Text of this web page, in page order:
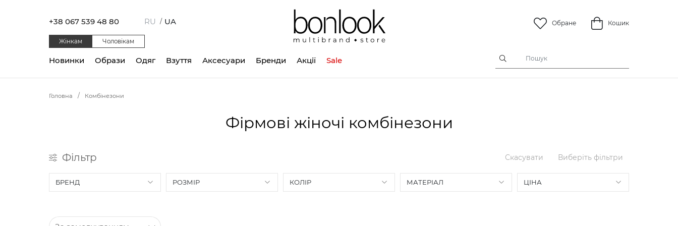
+38 067 539 48 80 RU / UA Обране Кошик
Жінкам Чоловікам
Одяг Взуття Аксесуари
Новинки Образи Бренди Акції Sale
Головна Комбінезони
Фірмові жіночі комбінезони
Фільтр Скасувати Виберіть фільтри
БРЕНД РОЗМІР КОЛІР МАТЕРІАЛ ЦІНА